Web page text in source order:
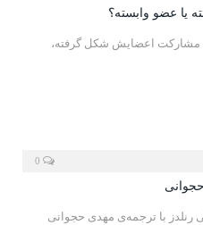
یا عضو وابسته؟
مشارکت اعضایش شکل گرفته،
رنلدز با ترجمه‌ى مهدی حجوانی